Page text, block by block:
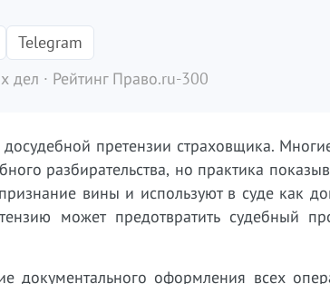
Telegram
дел · Рейтинг Право.ru-300
претензии страховщика.
разбирательства, но практика
вины и используют в суде как
может предотвратить судебный
документального оформления всех